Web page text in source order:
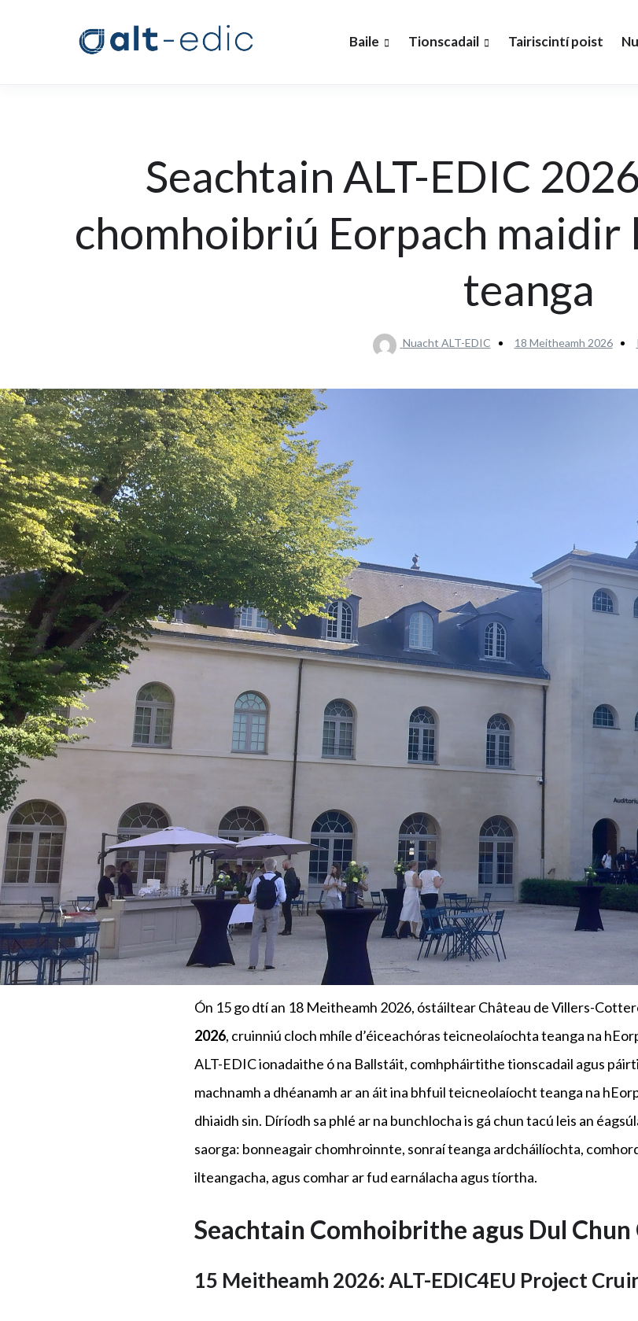
Baile Tionscadail Tairiscintí poist
Seachtain ALT-EDIC
chomhoibriú Eorpach
teanga
Nuacht ALT-EDIC 18 Meitheamh 2026
Ón 15 go dtí an 18 Meitheamh 2026, óstáiltear Château de Villers-
2026, cruinniú cloch mhíle d’éiceachóras teicneolaíochta teanga na
ALT-EDIC ionadaithe ó na Ballstáit, comhpháirtithe tionscadail agus
machnamh a dhéanamh ar an áit ina bhfuil teicneolaíocht teanga na
dhiaidh sin. Díríodh sa phlé ar na bunchlocha is gá chun tacú leis an
saorga: bonneagair chomhroinnte, sonraí teanga ardcháilíochta,
ilteangacha, agus comhar ar fud earnálacha agus tíortha.
Seachtain Comhoibrithe agus Dul Chun
15 Meitheamh 2026: ALT-EDIC4EU Project